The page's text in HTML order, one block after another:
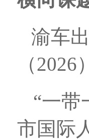
渝车
（
“一带
市国际